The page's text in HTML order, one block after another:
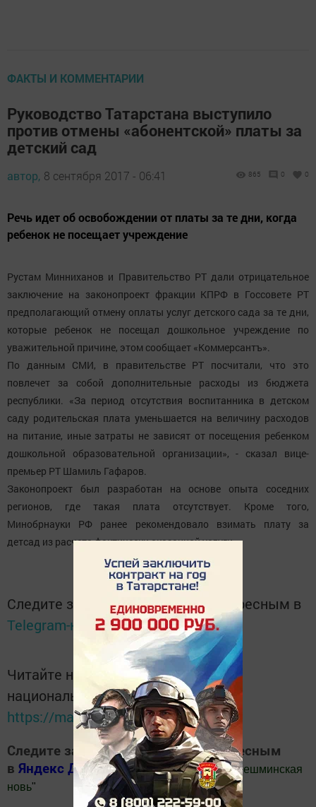
ФАКТЫ И КОММЕНТАРИИ
Руководство Татарстана выступило
против отмены «абонентской» платы за
детский сад
автор, 8 сентября 2017 - 06:41 865 0 0
Речь идет об освобождении от платы за те дни, когда
ребенок не посещает учреждение
Рустам Минниханов и Правительство РТ дали отрицательное
заключение на законопроект фракции КПРФ в Госсовете РТ
предполагающий отмену оплаты услуг детского сада за те дни,
которые ребенок не посещал дошкольное учреждение по
уважительной причине, этом сообщает «Коммерсантъ».
По данным СМИ, в правительстве РТ посчитали, что это
повлечет за собой дополнительные расходы из бюджета
республики. «За период отсутствия воспитанника в детском
саду родительская плата уменьшается на величину расходов
на питание, иные затраты не зависят от посещения ребенком
дошкольной образовательной организации», - сказал вице-
премьер РТ Шамиль Гафаров.
Законопроект был разработан на основе опыта соседних
регионов, где такая плата отсутствует. Кроме того,
Минобрнауки РФ ранее рекомендовало взимать плату за
детсад из расчета фактически оказанной услуги.
Следите за самым важным и интересным в
Telegram-каналеТатмедиа
Читайте новости Татарстана в
национальном мессенджере MАХ:
https://max.ru/tatmedia
Следите за самым важным и интересным
в Яндекс ДзениТелеграм канале"Шешминская
новь"